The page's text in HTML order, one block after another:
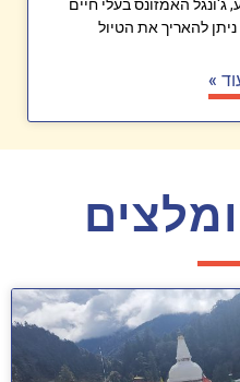
ג'ונגל האמזונס בעלי חיים
להאריך את הטיול
»